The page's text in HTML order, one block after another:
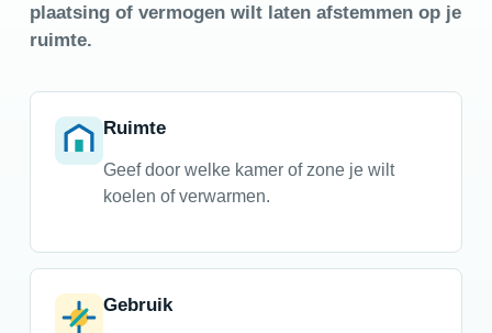
plaatsing of vermogen wilt laten afstemmen op je
ruimte.
Ruimte
Geef door welke kamer of zone je wilt
koelen of verwarmen.
Gebruik